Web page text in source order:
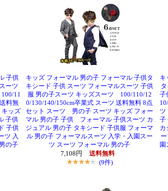
子供
ーツ
11
料無
ッズ
子供
子供
ツ 入
の子
キッズ フォーマル 男の子 フォーマル 子供タ
キシード 子供 スーツ フォーマルスーツ 子供
服 男の子スーツ キッズスーツ 100/110/12
0/130/140/150cm卒業式 スーツ 送料無料 8点
セット スーツ 男の子 スーツ キッズ フォー
マル 男の子 子供 フォーマル 子供スーツ カ
ジュアル 男の子 タキシード 子供服 フォーマ
ル 男の子 フォーマルスーツ 入学・入園スー
ツ スーツ フォーマル 男の子
7,108円
送料無料
(9件)
キ
子
ツ
子
カ
園